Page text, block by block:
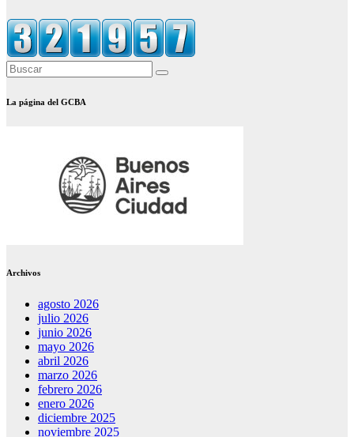
La página del GCBA
Archivos
agosto 2026
julio 2026
junio 2026
mayo 2026
abril 2026
marzo 2026
febrero 2026
enero 2026
diciembre 2025
noviembre 2025